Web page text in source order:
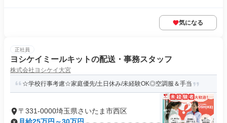
気になる
正社員
ヨシケイミールキットの配送・事務スタッフ
株式会社ヨシケイ大宮
☆学校行事考慮☆家庭優先/土日休み/未経験OK◎空調服＆手当
〒331-0000埼玉県さいたま市西区